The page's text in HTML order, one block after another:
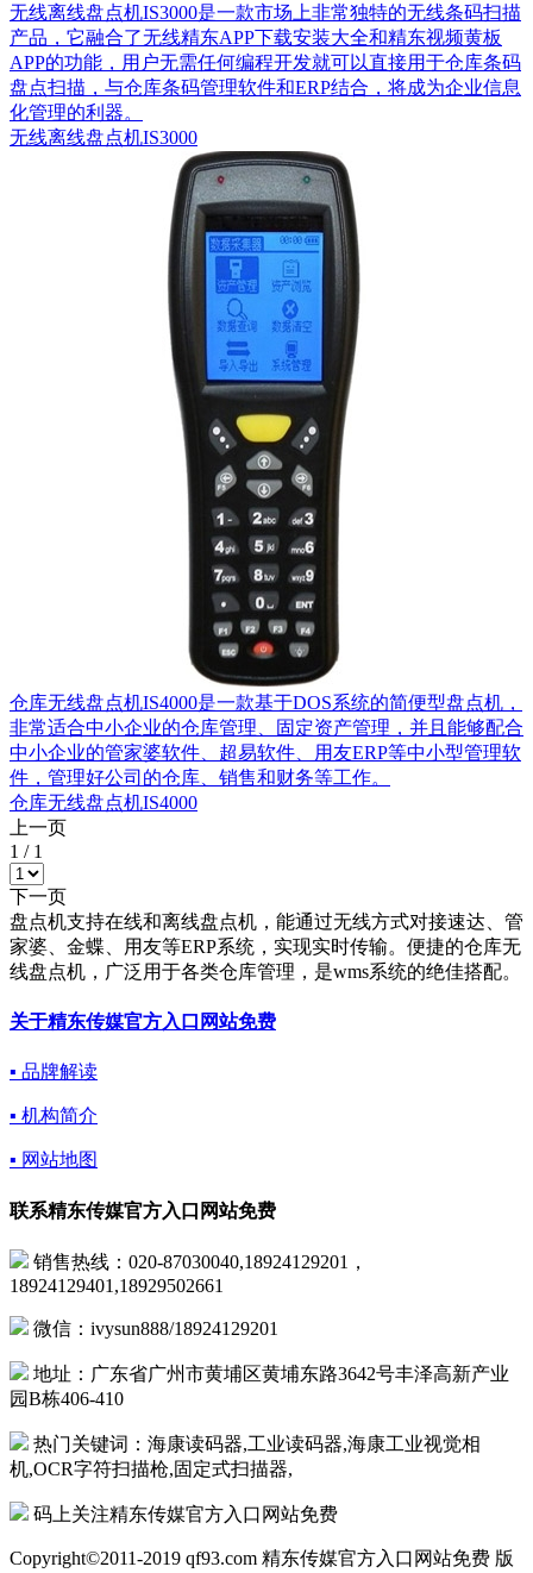
无线离线盘点机IS3000是一款市场上非常独特的无线条码扫描
产品，它融合了无线精东APP下载安装大全和精东视频黄板
APP的功能，用户无需任何编程开发就可以直接用于仓库条码
盘点扫描，与仓库条码管理软件和ERP结合，将成为企业信息
化管理的利器。
无线离线盘点机IS3000
仓库无线盘点机IS4000是一款基于DOS系统的简便型盘点机，
非常适合中小企业的仓库管理、固定资产管理，并且能够配合
中小企业的管家婆软件、超易软件、用友ERP等中小型管理软
件，管理好公司的仓库、销售和财务等工作。
仓库无线盘点机IS4000
上一页
1 / 1
下一页
盘点机支持在线和离线盘点机，能通过无线方式对接速达、管
家婆、金蝶、用友等ERP系统，实现实时传输。便捷的仓库无
线盘点机，广泛用于各类仓库管理，是wms系统的绝佳搭配。
关于精东传媒官方入口网站免费
▪ 品牌解读
▪ 机构简介
▪ 网站地图
联系精东传媒官方入口网站免费
销售热线：020-87030040,18924129201，
18924129401,18929502661
微信：ivysun888/18924129201
地址：广东省广州市黄埔区黄埔东路3642号丰泽高新产业
园B栋406-410
热门关键词：海康读码器,工业读码器,海康工业视觉相
机,OCR字符扫描枪,固定式扫描器,
码上关注精东传媒官方入口网站免费
Copyright©2011-2019 qf93.com 精东传媒官方入口网站免费 版